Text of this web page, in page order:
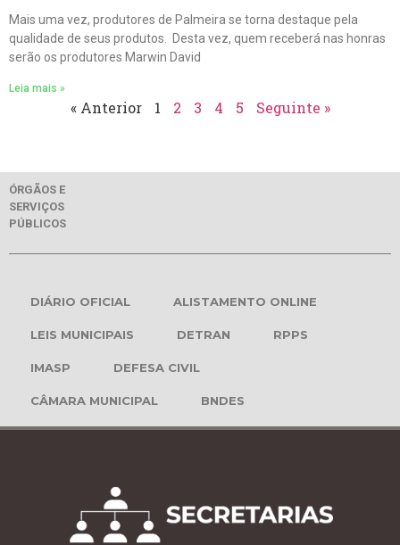
Mais uma vez, produtores de Palmeira se torna destaque pela
qualidade de seus produtos. Desta vez, quem receberá nas honras
serão os produtores Marwin David
Leia mais »
« Anterior 1 2 3 4 5 Seguinte »
ÓRGÃOS E
SERVIÇOS
PÚBLICOS
DIÁRIO OFICIAL ALISTAMENTO ONLINE
LEIS MUNICIPAIS DETRAN RPPS
IMASP DEFESA CIVIL
CÂMARA MUNICIPAL BNDES